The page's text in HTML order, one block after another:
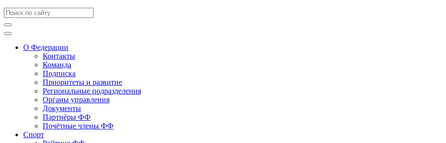
О Федерации
Контакты
Команда
Подписка
Приоритеты и развитие
Региональные подразделения
Органы управления
Документы
Партнёры ФФ
Почётные члены ФФ
Спорт